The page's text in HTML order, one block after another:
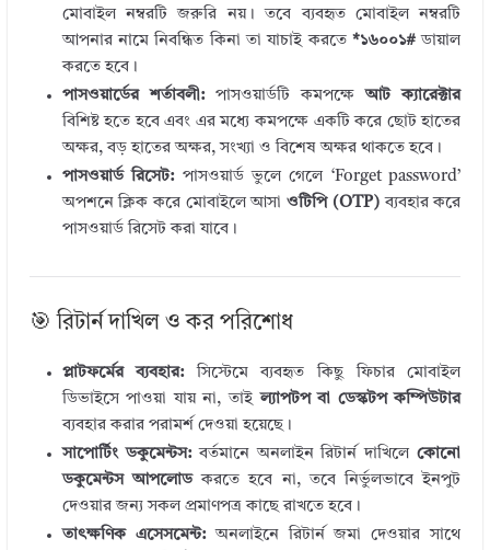
মোবাইল নম্বরটি জরুরি নয়। তবে ব্যবহৃত মোবাইল নম্বরটি
আপনার নামে নিবন্ধিত কিনা তা যাচাই করতে *১৬০০১#ডায়াল
করতে হবে।
পাসওয়ার্ডের শর্তাবলী:পাসওয়ার্ডটি কমপক্ষেআট ক্যারেক্টার
বিশিষ্ট হতে হবে এবং এর মধ্যে কমপক্ষে একটি করে ছোট হাতের
অক্ষর, বড় হাতের অক্ষর, সংখ্যা ও বিশেষ অক্ষর থাকতে হবে।
পাসওয়ার্ড রিসেট:পাসওয়ার্ড ভুলে গেলে ‘Forget password’
অপশনে ক্লিক করে মোবাইলে আসাওটিপি (OTP)ব্যবহার করে
পাসওয়ার্ড রিসেট করা যাবে।
🎯 রিটার্ন দাখিল ও কর পরিশোধ
প্লাটফর্মের ব্যবহার:সিস্টেমে ব্যবহৃত কিছু ফিচার মোবাইল
ডিভাইসে পাওয়া যায় না, তাইল্যাপটপ বা ডেস্কটপ কম্পিউটার
ব্যবহার করার পরামর্শ দেওয়া হয়েছে।
সাপোর্টিং ডকুমেন্টস:বর্তমানে অনলাইন রিটার্ন দাখিলেকোনো
ডকুমেন্টস আপলোডকরতে হবে না, তবে নির্ভুলভাবে ইনপুট
দেওয়ার জন্য সকল প্রমাণপত্র কাছে রাখতে হবে।
তাৎক্ষণিক এসেসমেন্ট:অনলাইনে রিটার্ন জমা দেওয়ার সাথে